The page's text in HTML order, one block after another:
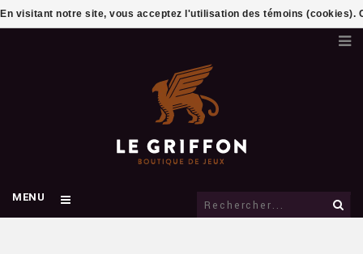
MENU
En visitant notre site, vous acceptez l'utilisation des témoins